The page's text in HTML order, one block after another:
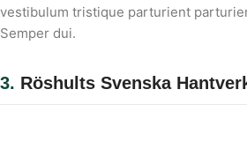
vestibulum tristique parturient
Semper dui.
3. Röshults Svenska